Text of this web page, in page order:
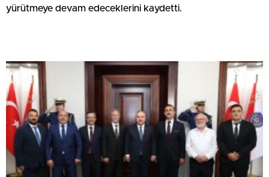
yürütmeye devam edeceklerini kaydetti.